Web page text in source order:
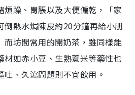
煩躁、胃脹以及大便偏乾，「家
倒熱水焗陳皮約20分鐘再給小朋
而坊間常用的開奶茶，雖同樣能
材如赤小豆、生熟薏米等藥性也
、久瀉問題則不宜飲用。